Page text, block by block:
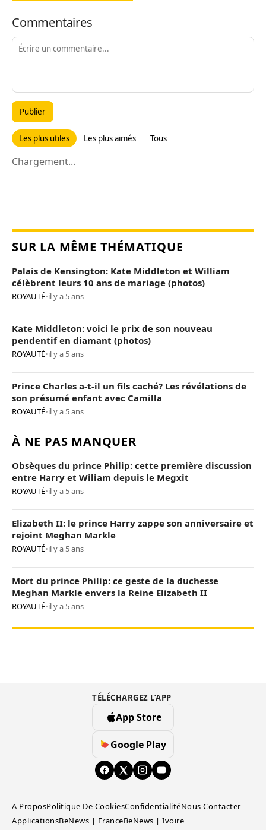
Commentaires
Publier
Les plus utiles Les plus aimés Tous
Chargement...
SUR LA MÊME THÉMATIQUE
Palais de Kensington: Kate Middleton et William
célèbrent leurs 10 ans de mariage (photos)
ROYAUTÉ•il y a 5 ans
Kate Middleton: voici le prix de son nouveau
pendentif en diamant (photos)
ROYAUTÉ•il y a 5 ans
Prince Charles a-t-il un fils caché? Les révélations de
son présumé enfant avec Camilla
ROYAUTÉ•il y a 5 ans
À NE PAS MANQUER
Obsèques du prince Philip: cette première discussion
entre Harry et Wiliam depuis le Megxit
ROYAUTÉ•il y a 5 ans
Elizabeth II: le prince Harry zappe son anniversaire et
rejoint Meghan Markle
ROYAUTÉ•il y a 5 ans
Mort du prince Philip: ce geste de la duchesse
Meghan Markle envers la Reine Elizabeth II
ROYAUTÉ•il y a 5 ans
TÉLÉCHARGEZ L’APP
App Store
Google Play
A ProposPolitique De CookiesConfidentialitéNous Contacter
ApplicationsBeNews | FranceBeNews | Ivoire